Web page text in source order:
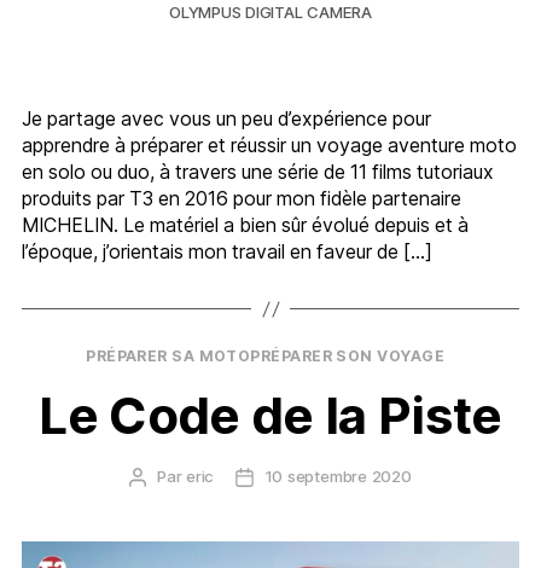
OLYMPUS DIGITAL CAMERA
Je partage avec vous un peu d’expérience pour
apprendre à préparer et réussir un voyage aventure moto
en solo ou duo, à travers une série de 11 films tutoriaux
produits par T3 en 2016 pour mon fidèle partenaire
MICHELIN. Le matériel a bien sûr évolué depuis et à
l’époque, j’orientais mon travail en faveur de […]
Catégories
PRÉPARER SA MOTOPRÉPARER SON VOYAGE
Le Code de la Piste
Auteur
Pareric
Date10 septembre 2020